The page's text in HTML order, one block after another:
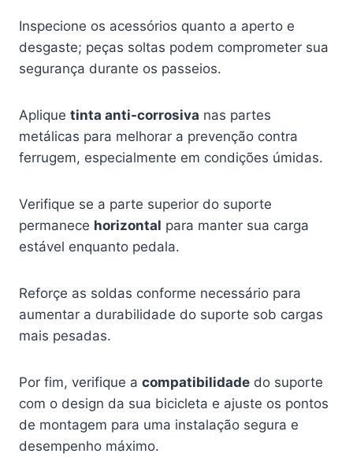
Inspecione os acessórios quanto a aperto e
desgaste; peças soltas podem comprometer sua
segurança durante os passeios.
Aplique tinta anti-corrosiva nas partes
metálicas para melhorar a prevenção contra
ferrugem, especialmente em condições úmidas.
Verifique se a parte superior do suporte
permanece horizontal para manter sua carga
estável enquanto pedala.
Reforçe as soldas conforme necessário para
aumentar a durabilidade do suporte sob cargas
mais pesadas.
Por fim, verifique a compatibilidade do suporte
com o design da sua bicicleta e ajuste os pontos
de montagem para uma instalação segura e
desempenho máximo.